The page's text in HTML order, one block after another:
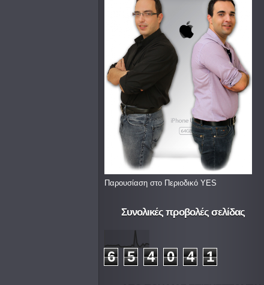
Παρουσίαση στο Περιοδικό YES
Συνολικές προβολές σελίδας
6 5 4 0 4 1